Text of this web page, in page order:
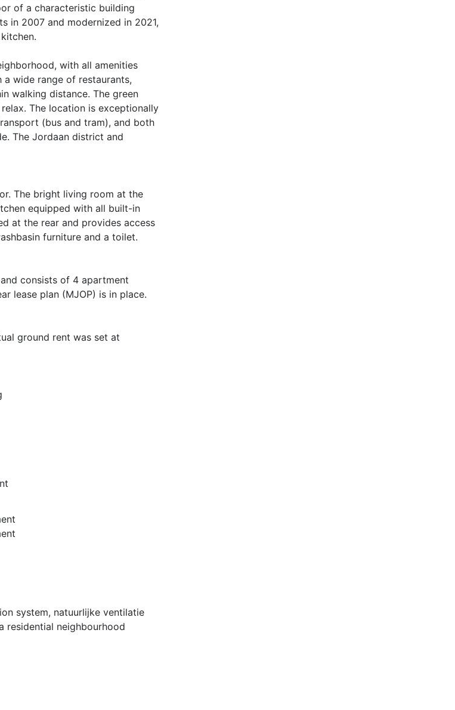
of a characteristic building
in 2007 and modernized in 2021,
with all amenities
a wide range of restaurants,
walking distance. The green
The location is exceptionally
(bus and tram), and both
The Jordaan district and
The bright living room at the
equipped with all built-in
at the rear and provides access
furniture and a toilet.
consists of 4 apartment
lease plan (MJOP) is in place.
ground rent was set at
system, natuurlijke ventilatie
residential neighbourhood